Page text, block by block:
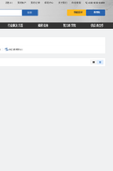
消息(0) 我的账户 我的订单 帮助中心 关于我们 在线客服 400-853-8859
搜索 快速报价 购物车
行业解决方案 揭榜挂帅 智刀商学院 供应商合作
天工欧思特(0)